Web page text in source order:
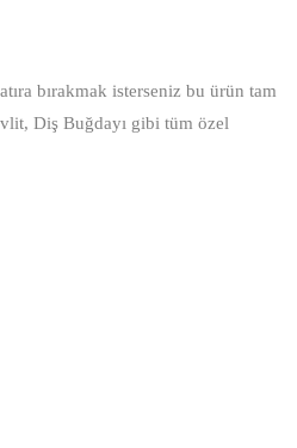
bırakmak isterseniz bu ürün tam
Diş Buğdayı gibi tüm özel